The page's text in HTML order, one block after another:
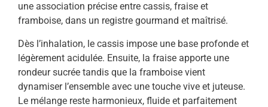
une association précise entre cassis, fraise et
framboise, dans un registre gourmand et maîtrisé.
Dès l’inhalation, le cassis impose une base profonde et
légèrement acidulée. Ensuite, la fraise apporte une
rondeur sucrée tandis que la framboise vient
dynamiser l’ensemble avec une touche vive et juteuse.
Le mélange reste harmonieux, fluide et parfaitement